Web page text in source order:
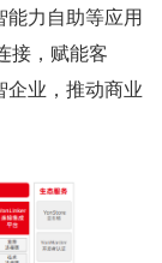
力自助等应用
接，赋能客
企业，推动商业